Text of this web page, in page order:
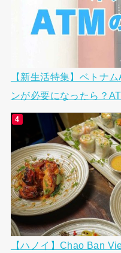
【新生活特集】ベトナ
ンが必要になったら？
【ハノイ】Chao Ban